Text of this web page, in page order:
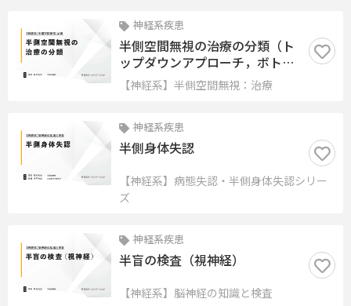
神経系疾患
半側空間無視の治療の分類（ト
ップダウンアプローチ，ボトム
アップアプローチ，非侵襲的脳
刺激アプローチ）
【神経系】半側空間無視：治療
神経系疾患
半側身体失認
【神経系】病態失認・半側身体失認シリー
ズ
神経系疾患
半盲の検査（視神経）
【神経系】脳神経の知識と検査